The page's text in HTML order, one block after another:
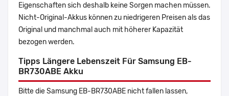
Eigenschaften sich deshalb keine Sorgen machen müssen.
Nicht-Original-Akkus können zu niedrigeren Preisen als das
Original und manchmal auch mit höherer Kapazität
bezogen werden.
Tipps Längere Lebenszeit Für Samsung EB-
BR730ABE Akku
Bitte die Samsung EB-BR730ABE nicht fallen lassen,